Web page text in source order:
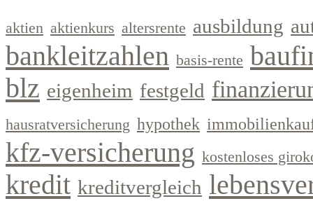
aktien aktienkurs altersrente ausbildung
bankleitzahlen basis-rente
blz eigenheim festgeld
hausratversicherung hypothek
kfz-versicherung kostenloses
kredit kreditvergleich